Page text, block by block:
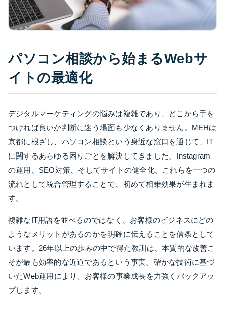
パソコン相談から始まるWebサ
イトの最適化
デジタルマーケティングの悩みは複雑であり、どこから手を
つければ良いか判断に迷う場面も少なくありません。MEHは
京都に根ざし、パソコン相談という身近な窓口を通じて、IT
に関するあらゆる困りごとを解決してきました。Instagram
の運用、SEO対策、そしてサイトの健全化。これらを一つの
流れとして統合管理することで、初めて相乗効果が生まれま
す。
複雑なIT用語を並べるのではなく、お客様のビジネスにどの
ようなメリットがあるのかを明確に伝えることを信条として
います。26年以上の歩みの中で得た教訓は、本質的な改善こ
そが最も効率的な近道であるという事実。確かな技術に基づ
いたWeb運用により、お客様の事業成長を力強くバックアッ
プします。